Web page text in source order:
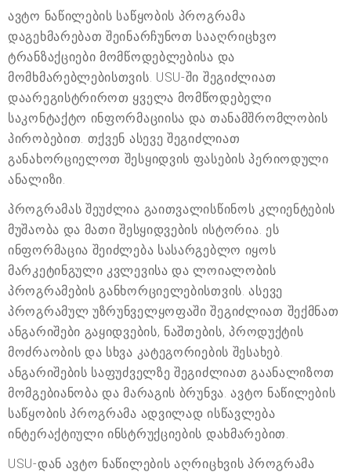
ავტო ნაწილების საწყობის პროგრამა
დაგეხმარებათ შეინარჩუნოთ სააღრიცხვო
ტრანზაქციები მომწოდებლებისა და
მომხმარებლებისთვის. USU-ში შეგიძლიათ
დაარეგისტრიროთ ყველა მომწოდებელი
საკონტაქტო ინფორმაციისა და თანამშრომლობის
პირობებით. თქვენ ასევე შეგიძლიათ
განახორციელოთ შესყიდვის ფასების პერიოდული
ანალიზი.
პროგრამას შეუძლია გაითვალისწინოს კლიენტების
მუშაობა და მათი შესყიდვების ისტორია. ეს
ინფორმაცია შეიძლება სასარგებლო იყოს
მარკეტინგული კვლევისა და ლოიალობის
პროგრამების განხორციელებისთვის. ასევე
პროგრამულ უზრუნველყოფაში შეგიძლიათ შექმნათ
ანგარიშები გაყიდვების, ნაშთების, პროდუქტის
მოძრაობის და სხვა კატეგორიების შესახებ.
ანგარიშების საფუძველზე შეგიძლიათ გაანალიზოთ
მომგებიანობა და მარაგის ბრუნვა. ავტო ნაწილების
საწყობის პროგრამა ადვილად ისწავლება
ინტერაქტიული ინსტრუქციების დახმარებით.
USU-დან ავტო ნაწილების აღრიცხვის პროგრამა